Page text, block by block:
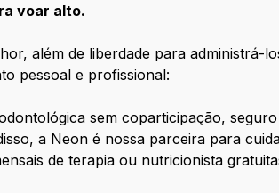
voar alto.
além de liberdade para administrá-
pessoal e profissional:
sem coparticipação,
a Neon é nossa parceira para
de terapia ou nutricionista